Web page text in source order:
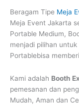
Beragam Tipe Meja
Meja Event Jakarta
Portable Medium,
menjadi pilihan
Portablebisa
Kami adalah Booth
pemesanan dan
Mudah, Aman dan